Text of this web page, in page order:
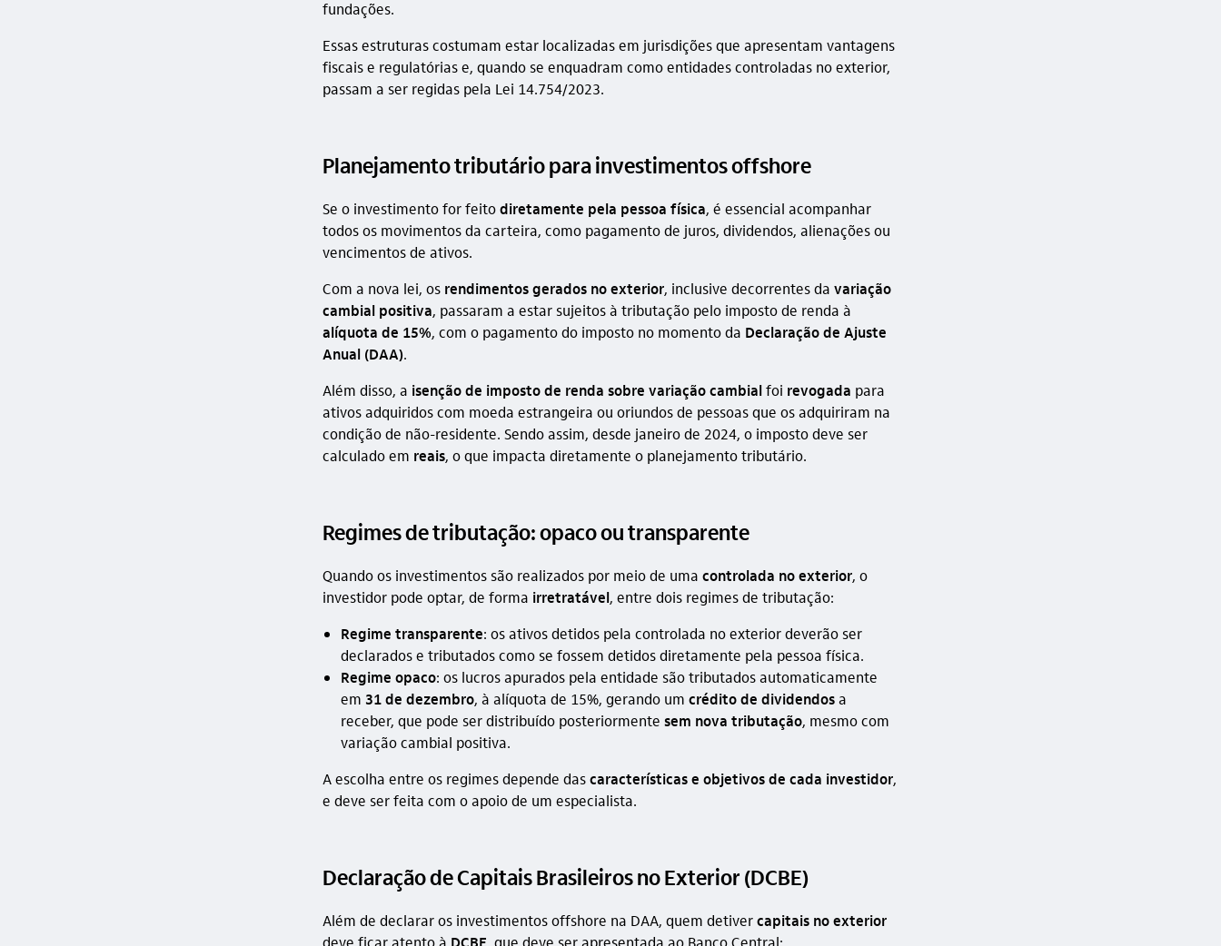
fundações.
Essas estruturas costumam estar localizadas em jurisdições que apresentam vantagens
fiscais e regulatórias e, quando se enquadram como entidades controladas no exterior,
passam a ser regidas pela Lei 14.754/2023.
Planejamento tributário para investimentos offshore
Se o investimento for feitodiretamente pela pessoa física, é essencial acompanhar
todos os movimentos da carteira, como pagamento de juros, dividendos, alienações ou
vencimentos de ativos.
Com a nova lei, os rendimentos gerados no exterior, inclusive decorrentes da variação
cambial positiva, passaram a estar sujeitos à tributação pelo imposto de renda à
alíquota de 15%, com o pagamento do imposto no momento da Declaração de Ajuste
Anual (DAA).
Além disso, a isenção de imposto de renda sobre variação cambialfoi revogada para
ativos adquiridos com moeda estrangeira ou oriundos de pessoas que os adquiriram na
condição de não-residente. Sendo assim, desde janeiro de 2024, o imposto deve ser
calculado em reais, o que impacta diretamente o planejamento tributário.
Regimes de tributação: opaco ou transparente
Quando os investimentos são realizados por meio de uma controlada no exterior, o
investidor pode optar, de forma irretratável, entre dois regimes de tributação:
Regime transparente: os ativos detidos pela controlada no exterior deverão ser
declarados e tributados como se fossem detidos diretamente pela pessoa física.
Regime opaco: os lucros apurados pela entidade são tributados automaticamente
em 31 de dezembro, à alíquota de 15%, gerando um crédito de dividendosa
receber, que pode ser distribuído posteriormente sem nova tributação, mesmo com
variação cambial positiva.
A escolha entre os regimes depende dascaracterísticas e objetivos de cada investidor,
e deve ser feita com o apoio de um especialista.
Declaração de Capitais Brasileiros no Exterior (DCBE)
Além de declarar os investimentos offshore na DAA, quem detivercapitais no exterior
deve ficar atento à DCBE, que deve ser apresentada ao Banco Central: